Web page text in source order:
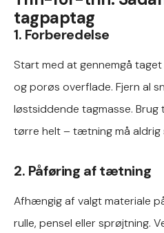
tagpaptag
1. Forberedelse
Start med at gennemgå
og porøs overflade. Fjern al
løstsiddende tagmasse.
tørre helt – tætning må aldrig
2. Påføring af tætning
Afhængig af valgt materiale
rulle, pensel eller sprøjtning.